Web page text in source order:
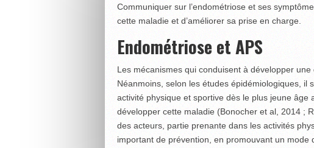
Communiquer sur l’endométriose et ses
cette maladie et d’améliorer sa prise en charge.
Endométriose et APS
Les mécanismes qui conduisent à développer
Néanmoins, selon les études épidémiologiques, il
activité physique et sportive dès le plus jeune
développer cette maladie (Bonocher et al, 2014 ;
des acteurs, partie prenante dans les activités
important de prévention, en promouvant un